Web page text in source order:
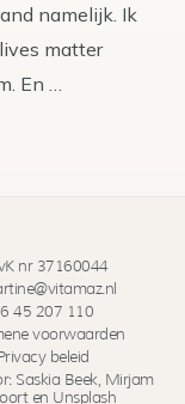
namelijk. Ik
matter
En …
nr 37160044
45 207 110
voorwaarden
beleid
Saskia Beek, Mirjam
en Unsplash